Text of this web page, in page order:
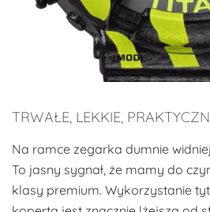
TRWAŁE, LEKKIE,
Na ramce zegarka dumnie
To jasny sygnał, że mamy do
klasy premium. Wykorzystanie